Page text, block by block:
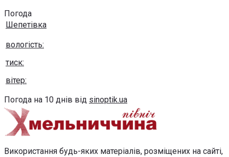
Погода
Шепетівка
вологість:
тиск:
вітер:
Погода на 10 днів від sinoptik.ua
Використання будь-яких матеріалів, розміщених на сайті,